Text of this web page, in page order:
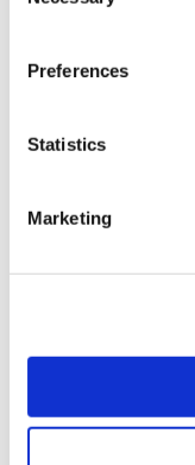
Preferences
Statistics
Marketing